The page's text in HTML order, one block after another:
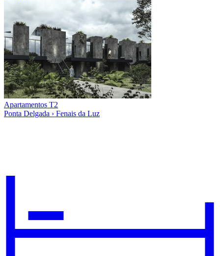
Apartamentos T2
Ponta Delgada › Fenais da Luz